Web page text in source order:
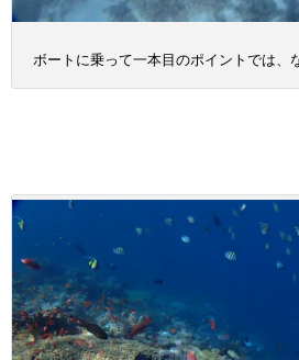
ボートに乗って一本目のポイントでは、